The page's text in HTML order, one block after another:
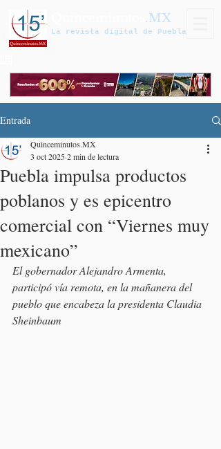
.MX
La revista digital de Puebla
Entrada
Puebla impulsa productos
poblanos y es epicentro
comercial con “Viernes muy
mexicano”
Quinceminutos.MX
3 oct 20252 min de lectura
El gobernador Alejandro Armenta,
participó vía remota, en la mañanera del
pueblo que encabeza la presidenta Claudia
Sheinbaum